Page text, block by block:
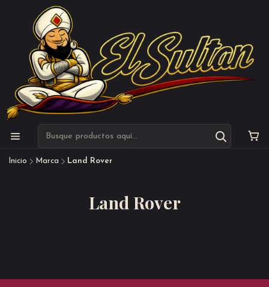
Inicio Marca Land Rover
Land Rover